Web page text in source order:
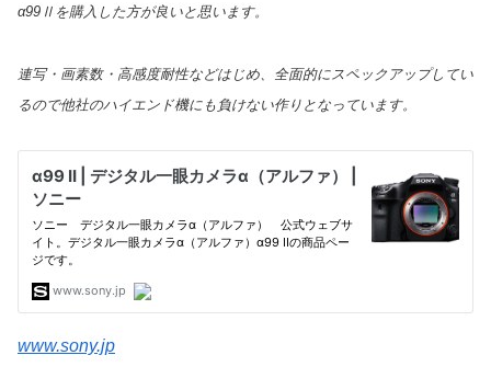
α99Ⅱを購入した方が良いと思います。
連写・画素数・高感度耐性などはじめ、全面的にスペックアップしてい
るので他社のハイエンド機にも負けない作りとなっています。
www.sony.jp